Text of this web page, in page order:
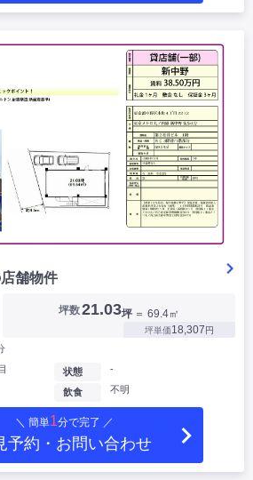
舗物件
坪数21.03坪 ＝ 69.4㎡
坪単価18,307円
状態 -
飲食 不明
＼ 簡単1分で完了 ／
予約・お問い合わせ